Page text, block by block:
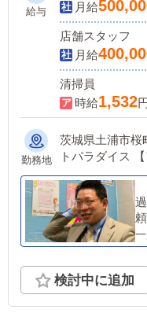
給与
月給
店舗スタッフ
月給
清掃員
時給1,532
勤務地
茨城県土浦市桜
トパラダイス
口より徒歩5分 ▼恋愛グループでは面接時にご希望
の勤務地をお
ご家庭のある
心してご応募
も希望を考慮いたします。 ■
浦市桜町 ・JR常磐線土浦
県横浜市中区
橋駅 ・JR線関内駅 ■札幌エリア：北海道札
下鉄南北線すすきの駅 ※日本全国
検討中に追加